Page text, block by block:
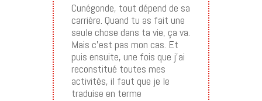
Cunégonde, tout dépend de sa
carrière. Quand tu as fait une
seule chose dans ta vie, ça va.
Mais c’est pas mon cas. Et
puis ensuite, une fois que j’ai
reconstitué toutes mes
activités, il faut que je le
traduise en terme